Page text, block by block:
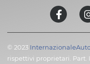
© 2023
rispettivi proprietari. Part.